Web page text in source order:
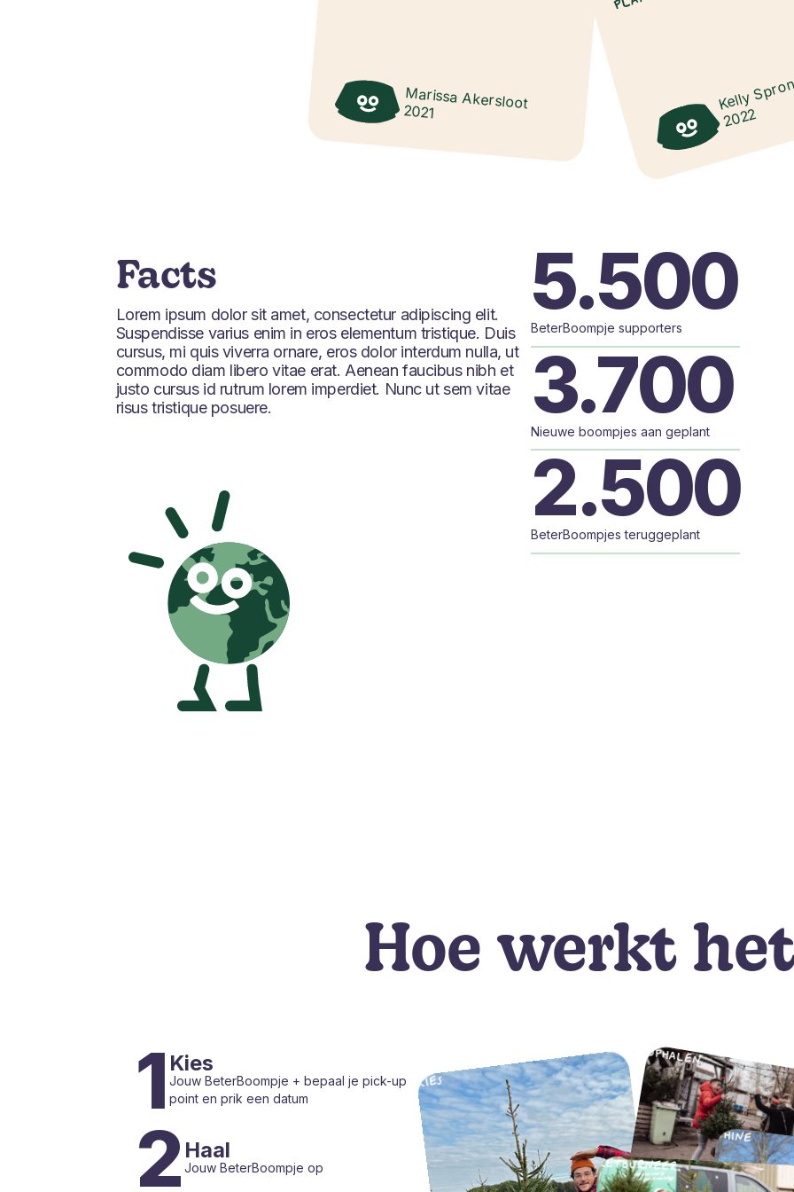
Marissa Akersloot
2021 Kelly
2022
Facts
Lorem ipsum dolor sit amet, consectetur adipiscing elit.
Suspendisse varius enim in eros elementum tristique. Duis
cursus, mi quis viverra ornare, eros dolor interdum nulla, ut
commodo diam libero vitae erat. Aenean faucibus nibh et
justo cursus id rutrum lorem imperdiet. Nunc ut sem vitae
risus tristique posuere.
5.500
BeterBoompje supporters
3.700
Nieuwe boompjes aan geplant
2.500
BeterBoompjes teruggeplant
Hoe werkt
1 Kies
Jouw BeterBoompje + bepaal je pick-up
point en prik een datum
2 Haal
Jouw BeterBoompje op
KIES
OPHALEN
SHINE
RETOURNEER
HERPLANTEN